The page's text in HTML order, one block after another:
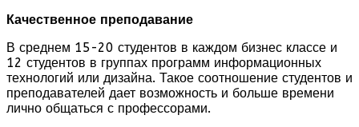
Качественное преподавание
В среднем 15-20 студентов в каждом бизнес классе и
12 студентов в группах программ информационных
технологий или дизайна. Такое соотношение студентов и
преподавателей дает возможность и больше времени
лично общаться с профессорами.